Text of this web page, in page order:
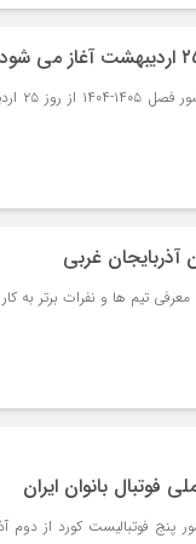
مسابقات
آذربایجان غربی
تیم ها و نفرات برتر به
فوتبال بانوان ایران
پنج فوتبالیست کورد از دوم